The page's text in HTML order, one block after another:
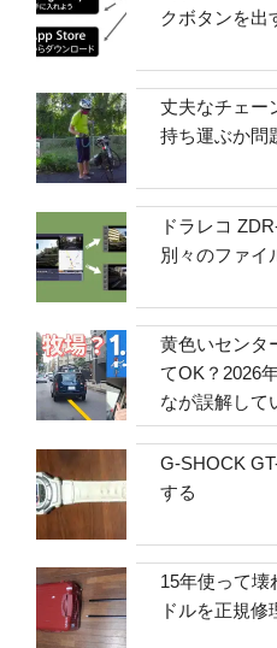
クボタンを出
丈夫なチェー
持ち運ぶか問
ドラレコ
別々のファイ
黄色いセンタ
てOK？2026
なが誤解して
G-SHOCK
する
15年使って壊
ドルを正規修